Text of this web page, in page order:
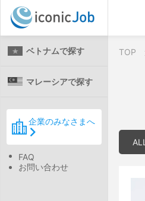
ベトナムで探す
マレーシアで探す
企業のみなさまへ
FAQ
お問い合わせ
TOP
ALL